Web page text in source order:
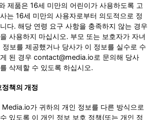
제품은 16세 미만의 어린이가 사용하도록 고
는 16세 미만의 사용자로부터 의도적으로 정
다. 해당 연령 요구 사항을 충족하지 않는 경우
사용하지 마십시오. 부모 또는 보호자가 자녀
보를 제공했거나 당사가 이 정보를 실수로 수
된 경우 contact@media.io로 문의해 당사
삭제할 수 있도록 하십시오.
정책의 개정
가 귀하의 개인 정보를 다른 방식으로
있도록 이 개인 정보 보호 정책(또는 개인 정